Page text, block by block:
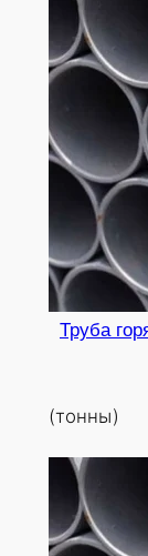
Труба
(тонны)